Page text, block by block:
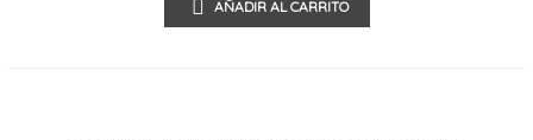
AÑADIR AL CARRITO